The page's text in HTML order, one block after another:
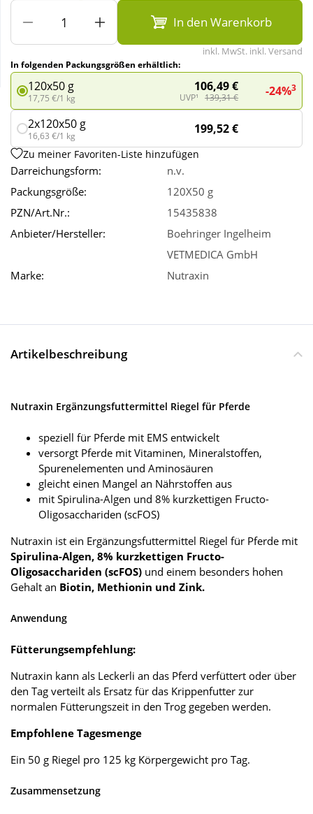
Wellness
In den Warenkorb
inkl. MwSt. inkl. Versand
In folgenden Packungsgrößen erhältlich:
120x50 g
17,75 €/1 kg
106,49 €
UVP¹ 139,31 € -24%3
2x120x50 g
16,63 €/1 kg 199,52 €
Zu meiner Favoriten-Liste hinzufügen
Darreichungsform:
n.v.
Packungsgröße:
120X50 g
PZN/Art.Nr.:
15435838
Anbieter/Hersteller:
Boehringer Ingelheim
VETMEDICA GmbH
Marke:
Nutraxin
Artikelbeschreibung
Nutraxin Ergänzungsfuttermittel Riegel für Pferde
speziell für Pferde mit EMS entwickelt
versorgt Pferde mit Vitaminen, Mineralstoffen,
Spurenelementen und Aminosäuren
gleicht einen Mangel an Nährstoffen aus
mit Spirulina-Algen und 8% kurzkettigen Fructo-
Oligosacchariden (scFOS)
Nutraxin ist ein Ergänzungsfuttermittel Riegel für Pferde mit
Spirulina-Algen, 8% kurzkettigen Fructo-
Oligosacchariden (scFOS) und einem besonders hohen
Gehalt an Biotin, Methionin und Zink.
Anwendung
Fütterungsempfehlung:
Nutraxin kann als Leckerli an das Pferd verfüttert oder über
den Tag verteilt als Ersatz für das Krippenfutter zur
normalen Fütterungszeit in den Trog gegeben werden.
Empfohlene Tagesmenge
Ein 50 g Riegel pro 125 kg Körpergewicht pro Tag.
Zusammensetzung